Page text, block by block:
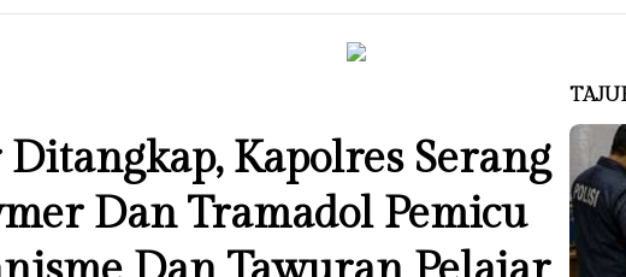
Ditangkap, Kapolres Serang
Dan Tramadol Pemicu